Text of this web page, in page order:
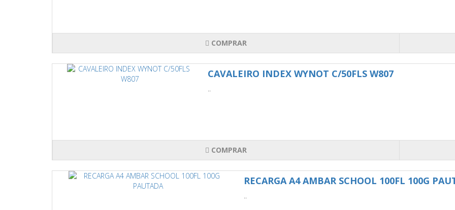
COMPRAR
CAVALEIRO INDEX WYNOT C/50FLS W807
..
COMPRAR
RECARGA A4 AMBAR SCHOOL 100FL 100G
..